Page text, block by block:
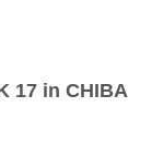
17 in CHIBA